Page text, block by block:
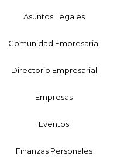
Asuntos Legales
Comunidad Empresarial
Directorio Empresarial
Empresas
Eventos
Finanzas Personales